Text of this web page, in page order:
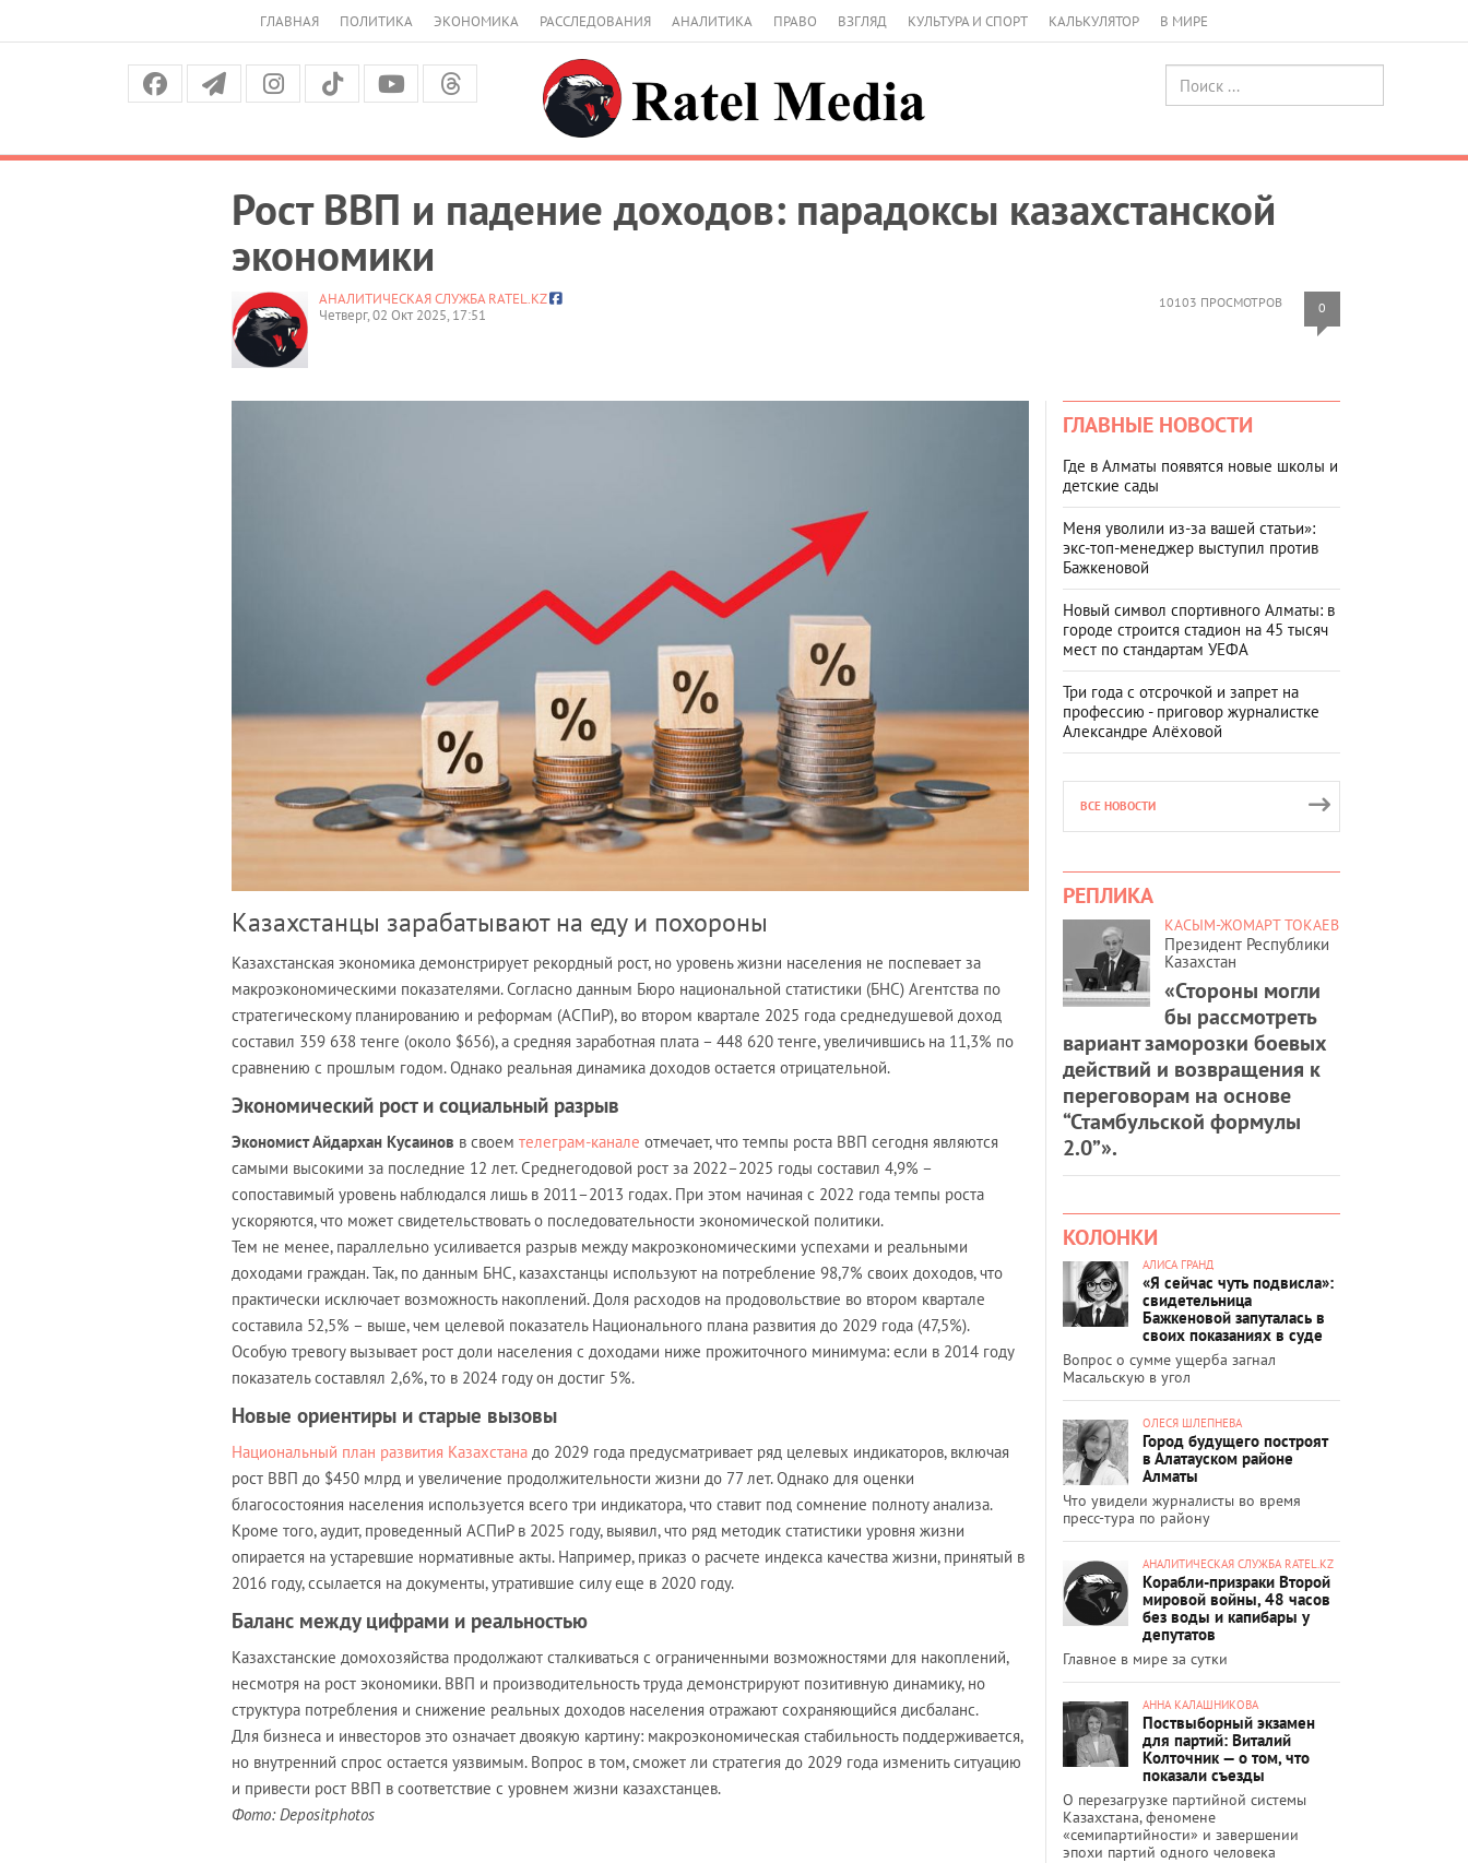
ГЛАВНАЯ ПОЛИТИКА ЭКОНОМИКА РАССЛЕДОВАНИЯ АНАЛИТИКА ПРАВО ВЗГЛЯД КУЛЬТУРА И СПОРТ КАЛЬКУЛЯТОР В МИРЕ
Рост ВВП и падение доходов: парадоксы казахстанской
экономики
10103 ПРОСМОТРОВ 0
АНАЛИТИЧЕСКАЯ СЛУЖБА RATEL.KZ
Четверг, 02 Окт 2025, 17:51
Казахстанцы зарабатывают на еду и похороны
Казахстанская экономика демонстрирует рекордный рост, но уровень жизни населения не поспевает за
макроэкономическими показателями. Согласно данным Бюро национальной статистики (БНС) Агентства по
стратегическому планированию и реформам (АСПиР), во втором квартале 2025 года среднедушевой доход
составил 359 638 тенге (около $656), а средняя заработная плата – 448 620 тенге, увеличившись на 11,3% по
сравнению с прошлым годом. Однако реальная динамика доходов остается отрицательной.
Экономический рост и социальный разрыв
Экономист Айдархан Кусаинов в своем телеграм-канале отмечает, что темпы роста ВВП сегодня являются
самыми высокими за последние 12 лет. Среднегодовой рост за 2022–2025 годы составил 4,9% –
сопоставимый уровень наблюдался лишь в 2011–2013 годах. При этом начиная с 2022 года темпы роста
ускоряются, что может свидетельствовать о последовательности экономической политики.
Тем не менее, параллельно усиливается разрыв между макроэкономическими успехами и реальными
доходами граждан. Так, по данным БНС, казахстанцы используют на потребление 98,7% своих доходов, что
практически исключает возможность накоплений. Доля расходов на продовольствие во втором квартале
составила 52,5% – выше, чем целевой показатель Национального плана развития до 2029 года (47,5%).
Особую тревогу вызывает рост доли населения с доходами ниже прожиточного минимума: если в 2014 году
показатель составлял 2,6%, то в 2024 году он достиг 5%.
Новые ориентиры и старые вызовы
Национальный план развития Казахстана до 2029 года предусматривает ряд целевых индикаторов, включая
рост ВВП до $450 млрд и увеличение продолжительности жизни до 77 лет. Однако для оценки
благосостояния населения используется всего три индикатора, что ставит под сомнение полноту анализа.
Кроме того, аудит, проведенный АСПиР в 2025 году, выявил, что ряд методик статистики уровня жизни
опирается на устаревшие нормативные акты. Например, приказ о расчете индекса качества жизни, принятый в
2016 году, ссылается на документы, утратившие силу еще в 2020 году.
Баланс между цифрами и реальностью
Казахстанские домохозяйства продолжают сталкиваться с ограниченными возможностями для накоплений,
несмотря на рост экономики. ВВП и производительность труда демонстрируют позитивную динамику, но
структура потребления и снижение реальных доходов населения отражают сохраняющийся дисбаланс.
Для бизнеса и инвесторов это означает двоякую картину: макроэкономическая стабильность поддерживается,
но внутренний спрос остается уязвимым. Вопрос в том, сможет ли стратегия до 2029 года изменить ситуацию
и привести рост ВВП в соответствие с уровнем жизни казахстанцев.
Фото: Depositphotos
ГЛАВНЫЕ НОВОСТИ
Где в Алматы появятся новые школы и
детские сады
Меня уволили из-за вашей статьи»:
экс-топ-менеджер выступил против
Бажкеновой
Новый символ спортивного Алматы: в
городе строится стадион на 45 тысяч
мест по стандартам УЕФА
Три года с отсрочкой и запрет на
профессию - приговор журналистке
Александре Алёховой
ВСЕ НОВОСТИ
РЕПЛИКА
КАСЫМ-ЖОМАРТ ТОКАЕВ
Президент Республики
Казахстан
«Стороны могли
бы рассмотреть
вариант заморозки боевых
действий и возвращения к
переговорам на основе
“Стамбульской формулы
2.0”».
КОЛОНКИ
АЛИСА ГРАНД
«Я сейчас чуть подвисла»:
свидетельница
Бажкеновой запуталась в
своих показаниях в суде
Вопрос о сумме ущерба загнал
Масальскую в угол
ОЛЕСЯ ШЛЕПНЕВА
Город будущего построят
в Алатауском районе
Алматы
Что увидели журналисты во время
пресс-тура по району
АНАЛИТИЧЕСКАЯ СЛУЖБА RATEL.KZ
Корабли-призраки Второй
мировой войны, 48 часов
без воды и капибары у
депутатов
Главное в мире за сутки
АННА КАЛАШНИКОВА
Поствыборный экзамен
для партий: Виталий
Колточник — о том, что
показали съезды
О перезагрузке партийной системы
Казахстана, феномене
«семипартийности» и завершении
эпохи партий одного человека